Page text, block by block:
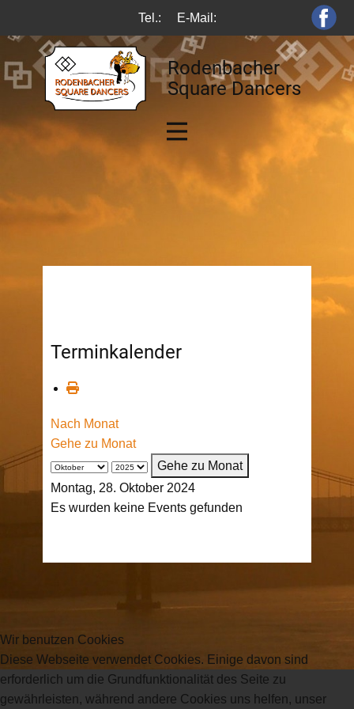
Tel.: E-Mail:
Rodenbacher
Square Dancers
Terminkalender
Nach Monat
Gehe zu Monat
Gehe zu Monat
Montag, 28. Oktober 2024
Es wurden keine Events gefunden
Wir benutzen Cookies
Diese Webseite verwendet Cookies. Einige davon sind
erforderlich um die Grundfunktionalität des Seite zu
gewährleisten, während andere Cookies uns helfen, unser